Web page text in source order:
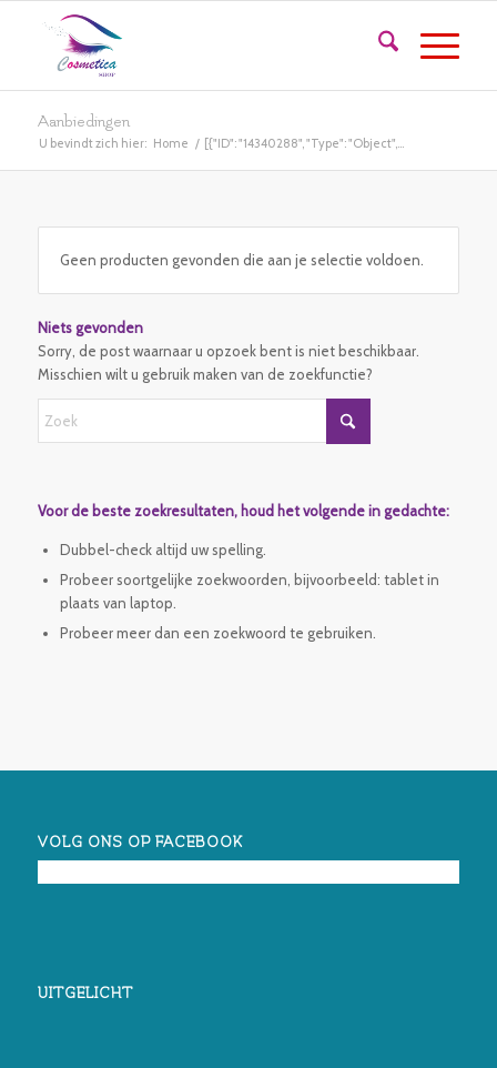
Aanbiedingen
U bevindt zich hier: Home / [{"ID": "14340288", "Type": "Object",...
Geen producten gevonden die aan je selectie voldoen.
Niets gevonden
Sorry, de post waarnaar u opzoek bent is niet beschikbaar.
Misschien wilt u gebruik maken van de zoekfunctie?
Voor de beste zoekresultaten, houd het volgende in gedachte:
Dubbel-check altijd uw spelling.
Probeer soortgelijke zoekwoorden, bijvoorbeeld: tablet in
plaats van laptop.
Probeer meer dan een zoekwoord te gebruiken.
VOLG ONS OP FACEBOOK
UITGELICHT